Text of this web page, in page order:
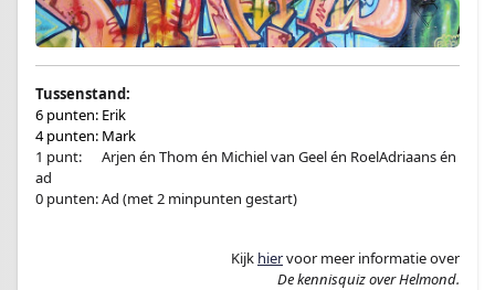
Tussenstand:
6 punten: Erik
4 punten: Mark
1 punt:
Arjen én Thom én Michiel van Geel én RoelAdriaans én
ad
0 punten: Ad (met 2 minpunten gestart)
Kijk hiervoor meer informatie over
De kennisquiz over Helmond.